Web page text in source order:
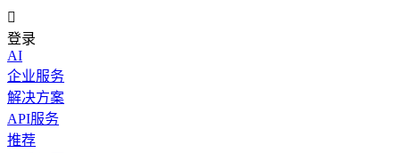

登录
AI
企业服务
解决方案
API服务
推荐